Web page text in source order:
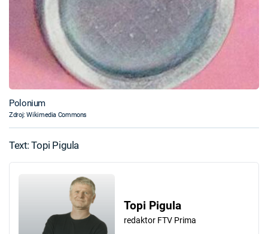
Polonium
Zdroj: Wikimedia Commons
Text: Topi Pigula
Topi Pigula
redaktor FTV Prima